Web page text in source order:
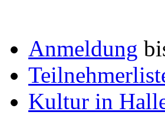
Anmeldung
Kultur in